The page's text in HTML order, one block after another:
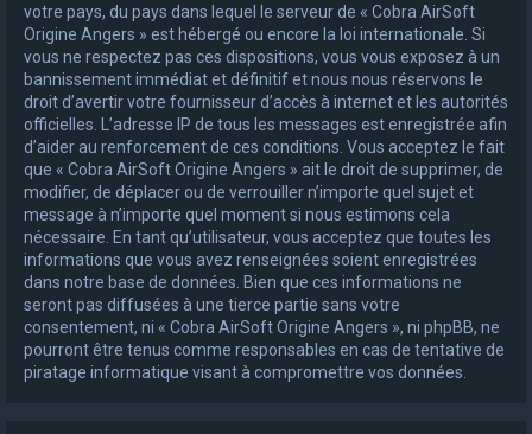
votre pays, du pays dans lequel le serveur de « Cobra AirSoft
Origine Angers » est hébergé ou encore la loi internationale. Si
vous ne respectez pas ces dispositions, vous vous exposez à un
bannissement immédiat et définitif et nous nous réservons le
droit d’avertir votre fournisseur d’accès à internet et les autorités
officielles. L’adresse IP de tous les messages est enregistrée afin
d’aider au renforcement de ces conditions. Vous acceptez le fait
que « Cobra AirSoft Origine Angers » ait le droit de supprimer, de
modifier, de déplacer ou de verrouiller n’importe quel sujet et
message à n’importe quel moment si nous estimons cela
nécessaire. En tant qu’utilisateur, vous acceptez que toutes les
informations que vous avez renseignées soient enregistrées
dans notre base de données. Bien que ces informations ne
seront pas diffusées à une tierce partie sans votre
consentement, ni « Cobra AirSoft Origine Angers », ni phpBB, ne
pourront être tenus comme responsables en cas de tentative de
piratage informatique visant à compromettre vos données.